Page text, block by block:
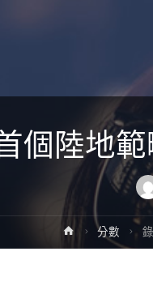
個陸地
Home分數